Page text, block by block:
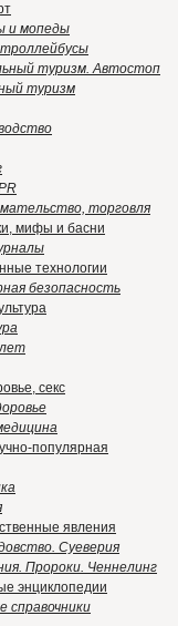
и мопеды
туризм. Автостоп
туризм
торговля
мифы и басни
технологии
безопасность
секс
популярная
явления
Суеверия
Пророки. Ченнелинг
энциклопедии
справочники